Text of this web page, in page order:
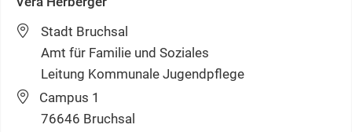
Stadt Bruchsal
Amt für Familie und Soziales
Leitung Kommunale Jugendpflege
Campus 1
76646 Bruchsal